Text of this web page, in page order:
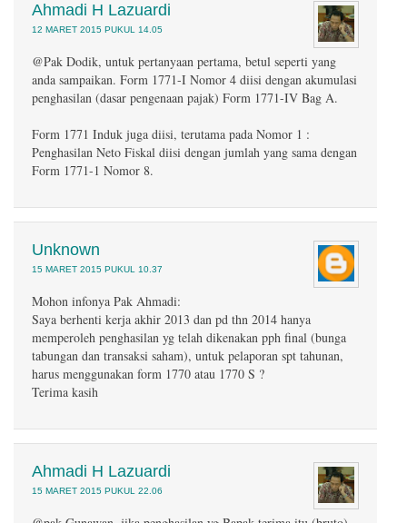
Ahmadi H Lazuardi
12 MARET 2015 PUKUL 14.05
@Pak Dodik, untuk pertanyaan pertama, betul seperti yang
anda sampaikan. Form 1771-I Nomor 4 diisi dengan akumulasi
penghasilan (dasar pengenaan pajak) Form 1771-IV Bag A.
Form 1771 Induk juga diisi, terutama pada Nomor 1 :
Penghasilan Neto Fiskal diisi dengan jumlah yang sama dengan
Form 1771-1 Nomor 8.
Unknown
15 MARET 2015 PUKUL 10.37
Mohon infonya Pak Ahmadi:
Saya berhenti kerja akhir 2013 dan pd thn 2014 hanya
memperoleh penghasilan yg telah dikenakan pph final (bunga
tabungan dan transaksi saham), untuk pelaporan spt tahunan,
harus menggunakan form 1770 atau 1770 S ?
Terima kasih
Ahmadi H Lazuardi
15 MARET 2015 PUKUL 22.06